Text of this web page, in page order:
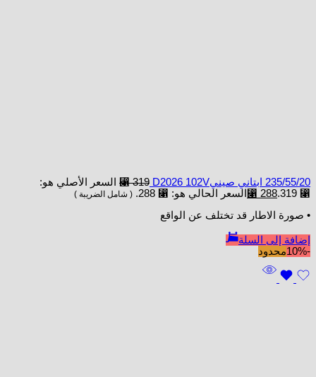
235/55/20 ابتاني صينيD2026 102V ⃁319
السعر الأصلي هو:
⃁ 319.
⃁ 288 السعر الحالي هو: ⃁ 288. ( شامل الضريبة )
• صورة الاطار قد تختلف عن الواقع
إضافة إلى السلة
-10%
محدود